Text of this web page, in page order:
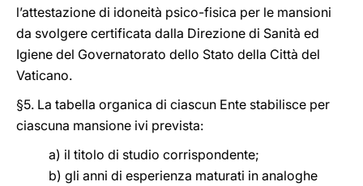
l’attestazione di idoneità psico-fisica per le mansioni
da svolgere certificata dalla Direzione di Sanità ed
Igiene del Governatorato dello Stato della Città del
Vaticano.
§5. La tabella organica di ciascun Ente stabilisce per
ciascuna mansione ivi prevista:
a) il titolo di studio corrispondente;
b) gli anni di esperienza maturati in analoghe